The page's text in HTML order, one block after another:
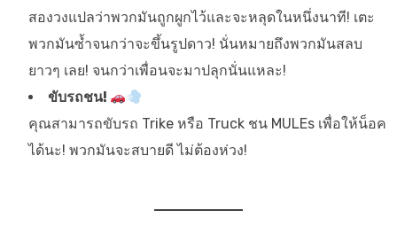
สองวงแปลว่าพวกมันถูกผูกไว้และจะหลุดในหนึ่งนาที! เตะ
พวกมันซ้ำจนกว่าจะขึ้นรูปดาว! นั่นหมายถึงพวกมันสลบ
ยาวๆ เลย! จนกว่าเพื่อนจะมาปลุกนั่นแหละ!
ขับรถชน!
คุณสามารถขับรถ Trike หรือ Truck ชน MULEs เพื่อให้น็อค
ได้นะ! พวกมันจะสบายดี ไม่ต้องห่วง!